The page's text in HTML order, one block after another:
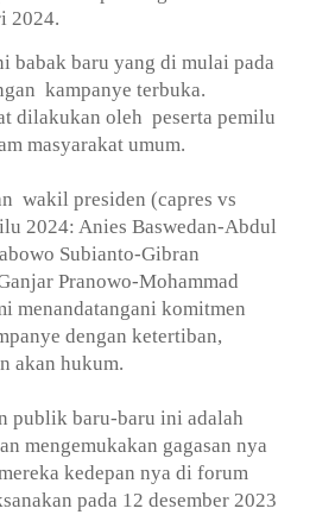
2024.
babak baru yang di mulai pada
kampanye terbuka.
dilakukan oleh peserta pemilu
masyarakat umum.
wakil presiden (capres vs
2024: Anies Baswedan-Abdul
Subianto-Gibran
Pranowo-Mohammad
menandatangani komitmen
dengan ketertiban,
akan hukum.
publik baru-baru ini adalah
mengemukakan gagasan nya
kedepan nya di forum
pada 12 desember 2023